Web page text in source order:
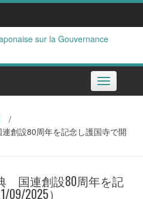
Toggle
navigation
/
創設80周年を記念し護国寺で開
国連創設80周年を記
09/2025）